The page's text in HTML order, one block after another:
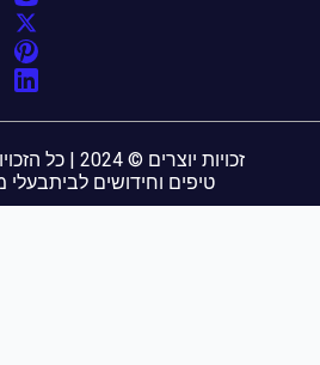
זכויות יוצרים © 2024 | כל הזכויות שמורות | יומי ב
טיפים וחידושים לביתבעלי